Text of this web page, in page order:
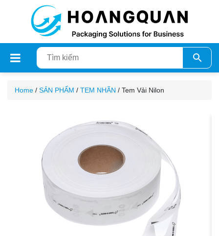
Home / SẢN PHẨM / TEM NHÃN / Tem Vải Nilon